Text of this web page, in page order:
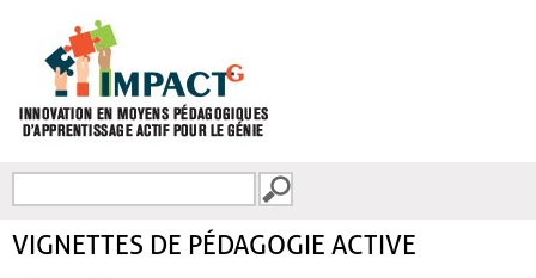
FORMULAIRE DE
VIGNETTES DE PÉDAGOGIE ACTIVE